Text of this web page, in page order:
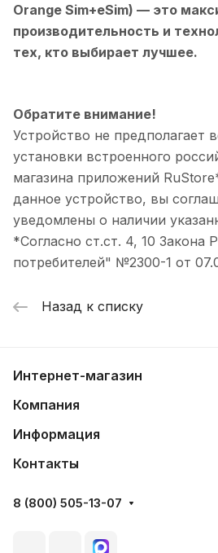
Orange Sim+eSim) — это
производительность и
тех, кто выбирает лучшее.
Обратите внимание!
Устройство не предполагает
установки встроенного
магазина приложений
данное устройство, вы
уведомлены о наличии
*Согласно ст.ст. 4, 10
потребителей" №2300-1 от
Назад к списку
Интернет-магазин
Компания
Информация
Контакты
8 (800) 505-13-07